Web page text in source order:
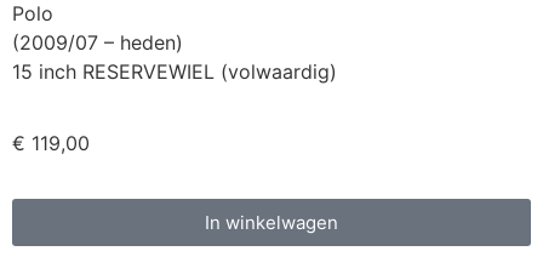
Polo
(2009/07 – heden)
15 inch RESERVEWIEL (volwaardig)
€ 119,00
In winkelwagen